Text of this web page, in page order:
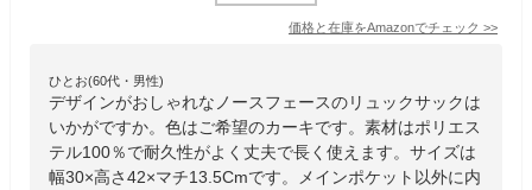
価格と在庫をAmazonでチェック >>
ひとお(60代・男性)
デザインがおしゃれなノースフェースのリュックサックは
いかがですか。色はご希望のカーキです。素材はポリエス
テル100％で耐久性がよく丈夫で長く使えます。サイズは
幅30×高さ42×マチ13.5Cmです。メインポケット以外に内